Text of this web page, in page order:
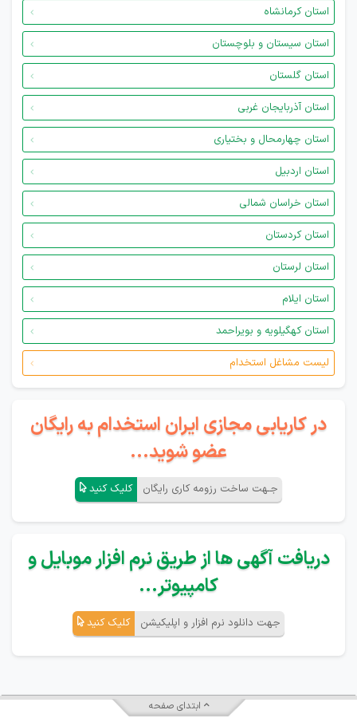
استان کرمانشاه
استان سیستان و بلوچستان
استان گلستان
استان آذربایجان غربی
استان چهارمحال و بختیاری
استان اردبیل
استان خراسان شمالی
استان کردستان
استان لرستان
استان ایلام
استان کهگیلویه و بویراحمد
لیست مشاغل استخدام
در کاریابی مجازی ایران استخدام به رایگان
عضو شوید...
جـهت ساخت رزومه کاری رایگان کلیک کنید
دریافت آگهی ها از طریق نرم افزار موبایل و
کامپیوتر...
جهت دانلود نرم افزار و اپلیکیشن کلیک کنید
ابتدای صفحه